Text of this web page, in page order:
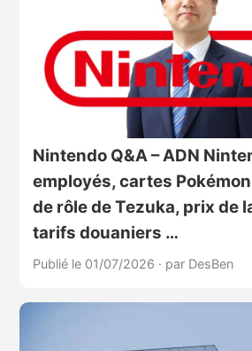
Nintendo Q&A – ADN
employés, cartes
de rôle de Tezuka, prix de
tarifs douaniers …
Publié le 01/07/2026 · par DesBen